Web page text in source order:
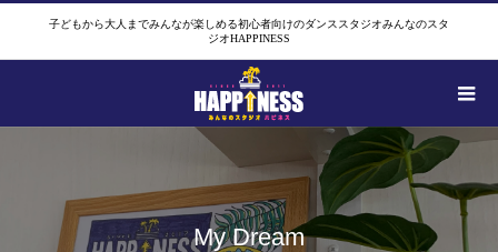
子どもから大人までみんなが楽しめる初心者向けのダンススタジオみんなのスタ
ジオHAPPINESS
My Dream